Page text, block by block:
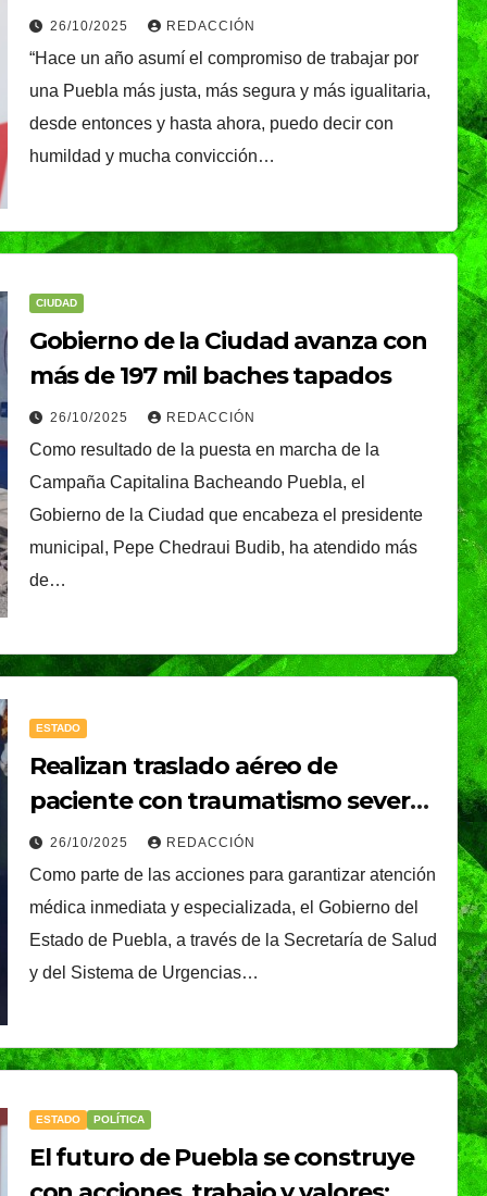
compromiso de trabajar por una
Puebla más justa, segura e
igualitaria
26/10/2025 REDACCIÓN
“Hace un año asumí el compromiso de trabajar por
una Puebla más justa, más segura y más igualitaria,
desde entonces y hasta ahora, puedo decir con
humildad y mucha convicción…
CIUDAD
Gobierno de la Ciudad avanza con
más de 197 mil baches tapados
26/10/2025 REDACCIÓN
Como resultado de la puesta en marcha de la
Campaña Capitalina Bacheando Puebla, el
Gobierno de la Ciudad que encabeza el presidente
municipal, Pepe Chedraui Budib, ha atendido más
de…
ESTADO
Realizan traslado aéreo de
paciente con traumatismo severo
desde Zacapoaxtla
26/10/2025 REDACCIÓN
Como parte de las acciones para garantizar atención
médica inmediata y especializada, el Gobierno del
Estado de Puebla, a través de la Secretaría de Salud
y del Sistema de Urgencias…
ESTADO POLÍTICA
El futuro de Puebla se construye
NACIONAL
Presidenta Claudia
Sheinbaum
la Jornada Nacional
2026; se realizará el
próximo domingo 9
plantarán 6.6
millones de árboles
plantas
05/08/2026 REDACCIÓN
Puebla Capital sigue
viviendo la pasión